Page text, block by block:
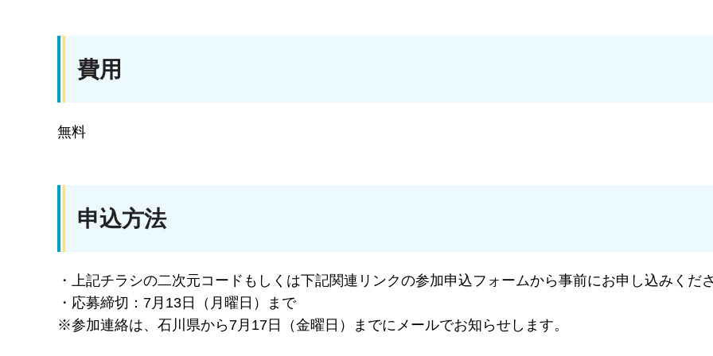
費用
無料
申込方法
・上記チラシの二次元コードもしくは下記関連リンクの参加申込フォームから事前にお申し込みくだ
・応募締切：7月13日（月曜日）まで
※参加連絡は、石川県から7月17日（金曜日）までにメールでお知らせします。